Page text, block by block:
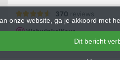
onze website, ga je akkoord met
Dit bericht